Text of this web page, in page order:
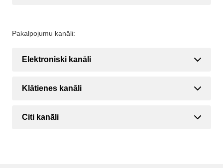
Pakalpojumu kanāli:
Elektroniski kanāli
Klātienes kanāli
Citi kanāli